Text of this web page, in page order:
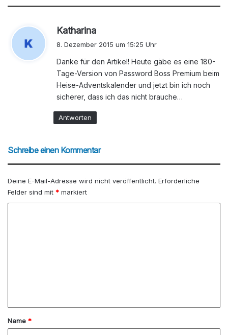
Katharina
t
:
8. Dezember 2015 um 15:25 Uhr
Danke für den Artikel! Heute gäbe es eine 180-
Tage-Version von Password Boss Premium beim
Heise-Adventskalender und jetzt bin ich noch
sicherer, dass ich das nicht brauche…
Antworten
Schreibe einen Kommentar
Deine E-Mail-Adresse wird nicht veröffentlicht. Erforderliche
Felder sind mit * markiert
a
Name *